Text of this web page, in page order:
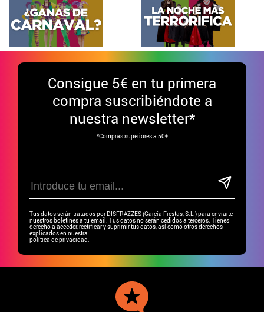
Consigue 5€ en tu primera
compra suscribiéndote a
nuestra newsletter*
*Compras superiores a 50€
Tus datos serán tratados por DISFRAZZES (García Fiestas, S.L.) para enviarte
nuestros boletines a tu email. Tus datos no serán cedidos a terceros. Tienes
derecho a acceder, rectificar y suprimir tus datos, así como otros derechos
explicados en nuestra
política de privacidad.